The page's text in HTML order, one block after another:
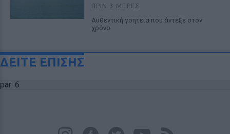
ΠΡΙΝ 3 ΜΈΡΕΣ
Αυθεντική γοητεία που άντεξε στον
χρόνο
ΔΕΙΤΕ ΕΠΙΣΗΣ
par: 6